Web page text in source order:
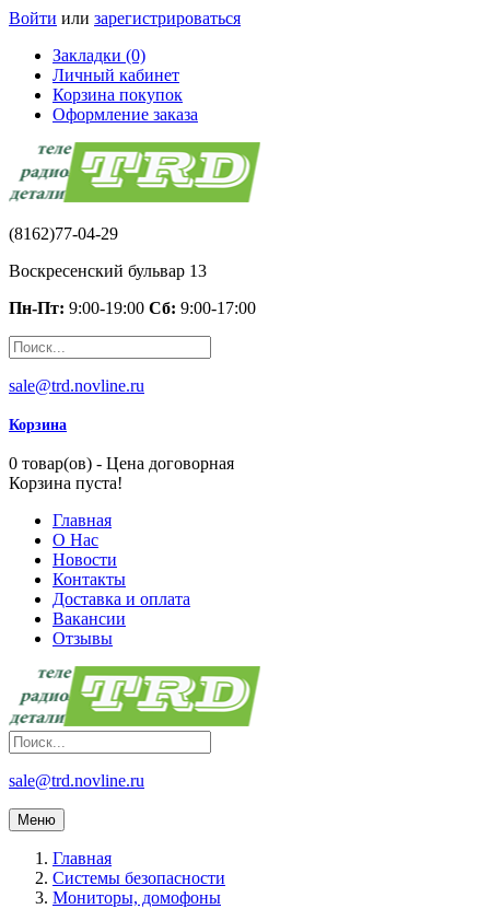
Войти или зарегистрироваться
Закладки (0)
Личный кабинет
Корзина покупок
Оформление заказа
(8162)77-04-29
Воскресенский бульвар 13
Пн-Пт: 9:00-19:00 Сб: 9:00-17:00
sale@trd.novline.ru
Корзина
0 товар(ов) - Цена договорная
Корзина пуста!
Главная
О Нас
Новости
Контакты
Доставка и оплата
Вакансии
Отзывы
sale@trd.novline.ru
Меню
Главная
Системы безопасности
Мониторы, домофоны